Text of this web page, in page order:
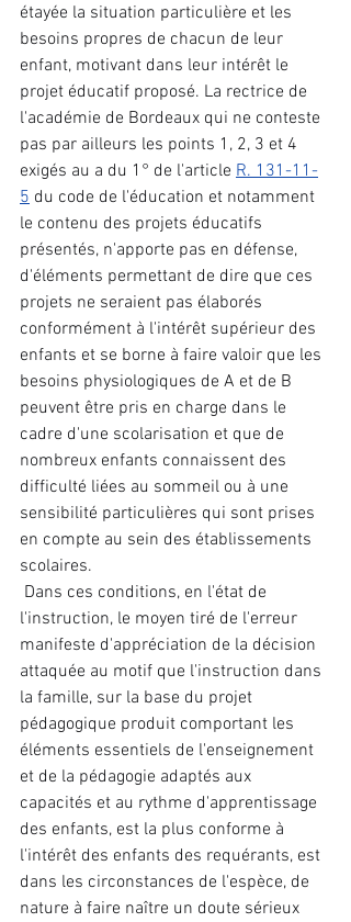
étayée la situation particulière et les
besoins propres de chacun de leur
enfant, motivant dans leur intérêt le
projet éducatif proposé. La rectrice de
l'académie de Bordeaux qui ne conteste
pas par ailleurs les points 1, 2, 3 et 4
exigés au a du 1° de l'article R. 131-11-
5 du code de l'éducation et notamment
le contenu des projets éducatifs
présentés, n'apporte pas en défense,
d'éléments permettant de dire que ces
projets ne seraient pas élaborés
conformément à l'intérêt supérieur des
enfants et se borne à faire valoir que les
besoins physiologiques de A et de B
peuvent être pris en charge dans le
cadre d'une scolarisation et que de
nombreux enfants connaissent des
difficulté liées au sommeil ou à une
sensibilité particulières qui sont prises
en compte au sein des établissements
scolaires.
l'instruction, le moyen tiré de l'erreur
manifeste d'appréciation de la décision
attaquée au motif que l'instruction dans
la famille, sur la base du projet
pédagogique produit comportant les
éléments essentiels de l'enseignement
et de la pédagogie adaptés aux
capacités et au rythme d'apprentissage
des enfants, est la plus conforme à
l'intérêt des enfants des requérants, est
dans les circonstances de l'espèce, de
nature à faire naître un doute sérieux